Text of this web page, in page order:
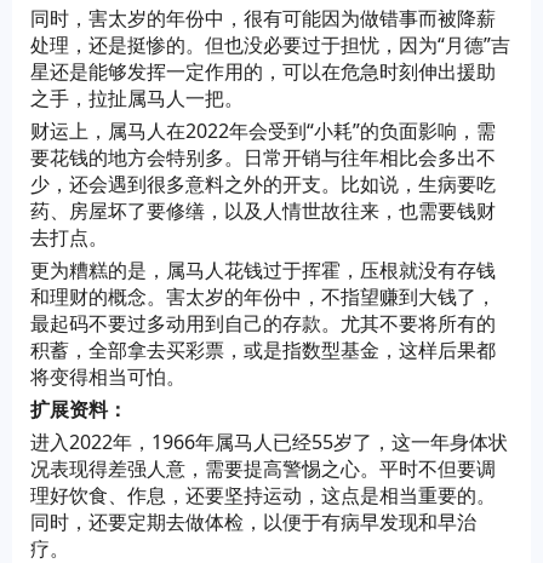
同时，害太岁的年份中，很有可能因为做错事而被降薪
处理，还是挺惨的。但也没必要过于担忧，因为“月德”吉
星还是能够发挥一定作用的，可以在危急时刻伸出援助
之手，拉扯属马人一把。
财运上，属马人在2022年会受到“小耗”的负面影响，需
要花钱的地方会特别多。日常开销与往年相比会多出不
少，还会遇到很多意料之外的开支。比如说，生病要吃
药、房屋坏了要修缮，以及人情世故往来，也需要钱财
去打点。
更为糟糕的是，属马人花钱过于挥霍，压根就没有存钱
和理财的概念。害太岁的年份中，不指望赚到大钱了，
最起码不要过多动用到自己的存款。尤其不要将所有的
积蓄，全部拿去买彩票，或是指数型基金，这样后果都
将变得相当可怕。
扩展资料：
进入2022年，1966年属马人已经55岁了，这一年身体状
况表现得差强人意，需要提高警惕之心。平时不但要调
理好饮食、作息，还要坚持运动，这点是相当重要的。
同时，还要定期去做体检，以便于有病早发现和早治
疗。